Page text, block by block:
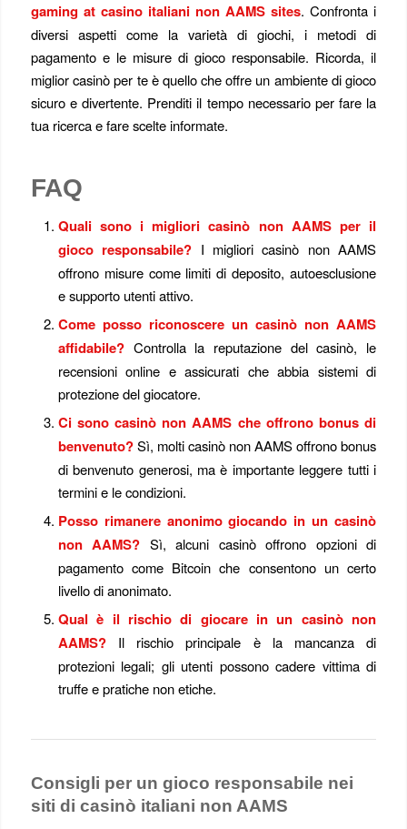
gaming at casino italiani non AAMS sites. Confronta i
diversi aspetti come la varietà di giochi, i metodi di
pagamento e le misure di gioco responsabile. Ricorda, il
miglior casinò per te è quello che offre un ambiente di gioco
sicuro e divertente. Prenditi il tempo necessario per fare la
tua ricerca e fare scelte informate.
FAQ
Quali sono i migliori casinò non AAMS per il
gioco responsabile? I migliori casinò non AAMS
offrono misure come limiti di deposito, autoesclusione
e supporto utenti attivo.
Come posso riconoscere un casinò non AAMS
affidabile?Controlla la reputazione del casinò, le
recensioni online e assicurati che abbia sistemi di
protezione del giocatore.
Ci sono casinò non AAMS che offrono bonus di
benvenuto?Sì, molti casinò non AAMS offrono bonus
di benvenuto generosi, ma è importante leggere tutti i
termini e le condizioni.
Posso rimanere anonimo giocando in un casinò
non AAMS? Sì, alcuni casinò offrono opzioni di
pagamento come Bitcoin che consentono un certo
livello di anonimato.
Qual è il rischio di giocare in un casinò non
AAMS?Il rischio principale è la mancanza di
protezioni legali; gli utenti possono cadere vittima di
truffe e pratiche non etiche.
Consigli per un gioco responsabile nei
siti di casinò italiani non AAMS